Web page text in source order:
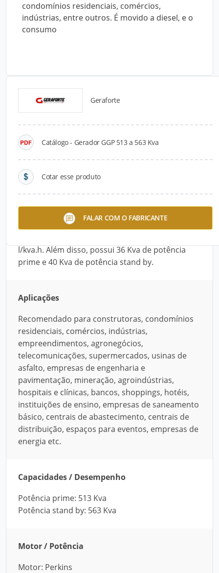
condomínios residenciais, comércios,
indústrias, entre outros. É movido a diesel, e o
consumo
Geraforte
Catálogo - Gerador GGP 513 a 563 Kva
Cotar esse produto
FALAR COM O FABRICANTE
Detalhes do produto
O Gerador GGP 513 a 563 Kva, da Geraforte, é
utilizado em construtoras, condomínios
residenciais, comércios, indústrias, entre outros.
l/kva.h. Além disso, possui 36 Kva de potência
prime e 40 Kva de potência stand by.
Aplicações
Recomendado para construtoras, condomínios
residenciais, comércios, indústrias,
empreendimentos, agronegócios,
telecomunicações, supermercados, usinas de
asfalto, empresas de engenharia e
pavimentação, mineração, agroindústrias,
hospitais e clínicas, bancos, shoppings, hotéis,
instituições de ensino, empresas de saneamento
básico, centrais de abastecimento, centrais de
distribuição, espaços para eventos, empresas de
energia etc.
Capacidades / Desempenho
Potência prime: 513 Kva
Potência stand by: 563 Kva
Motor / Potência
Motor: Perkins